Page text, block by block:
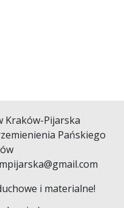
Kraków-Pijarska
Pańskiego
i materialne!